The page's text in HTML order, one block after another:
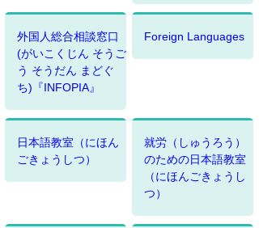
外国人総合相談窓口
(がいこくじん そうご
う そうだん まどぐ
ち)『INFOPIA』
Foreign Languages
日本語教室（にほん
ごきょうしつ）
就労（しゅうろう）
のための日本語教室
（にほんごきょうし
つ）